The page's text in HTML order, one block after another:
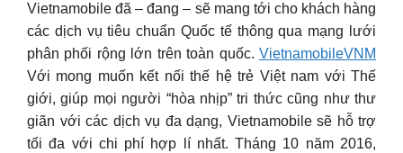
Vietnamobile đã – đang – sẽ mang tới cho khách hàng
các dịch vụ tiêu chuẩn Quốc tế thông qua mạng lưới
phân phối rộng lớn trên toàn quốc. VietnamobileVNM
Với mong muốn kết nối thế hệ trẻ Việt nam với Thế
giới, giúp mọi người “hòa nhịp” tri thức cũng như thư
giãn với các dịch vụ đa dạng, Vietnamobile sẽ hỗ trợ
tối đa với chi phí hợp lí nhất. Tháng 10 năm 2016,